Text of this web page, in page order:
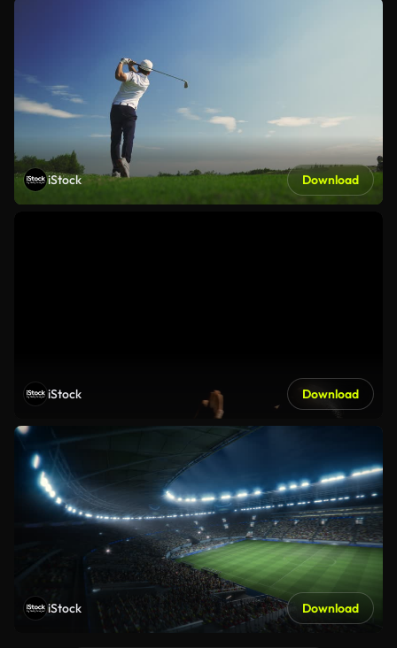
iStock Download
iStock Download
iStock Download